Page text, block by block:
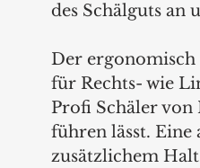
des Schälguts an
Der
für Rechts- wie
Profi Schäler von
führen lässt.
zusätzlichem